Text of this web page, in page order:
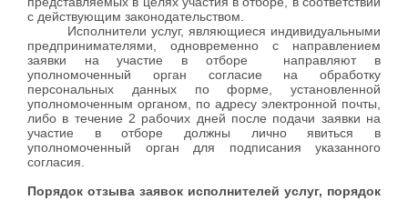
с действующим законодательством.
Исполнители услуг, являющиеся индивидуальными
предпринимателями, одновременно с направлением
заявки на участие в отборе направляют в
уполномоченный орган согласие на обработку
персональных данных по форме, установленной
уполномоченным органом, по адресу электронной почты,
либо в течение 2 рабочих дней после подачи заявки на
участие в отборе должны лично явиться в
уполномоченный орган для подписания указанного
согласия.
Порядок отзыва заявок исполнителей услуг, порядок